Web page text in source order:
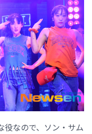
役なので、ソン・サム